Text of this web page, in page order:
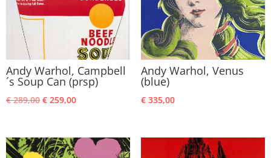
Andy Warhol, Campbell
´s Soup Can (prsp)
€289,00 Oorspronkelijke
€ 289,00.
€ 259,00Huidige
€ 259,00.
Andy Warhol, Venus
(blue)
€335,00